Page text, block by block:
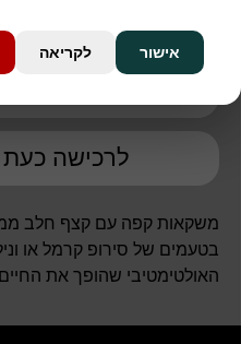
לרכישה כעת
משקאות קפה עם קצף חלב
בטעמים של סירופ קרמל או
האולטימטיבי שהופך את
באמצעות בחירת סוג וכמות
אישור לקריאה